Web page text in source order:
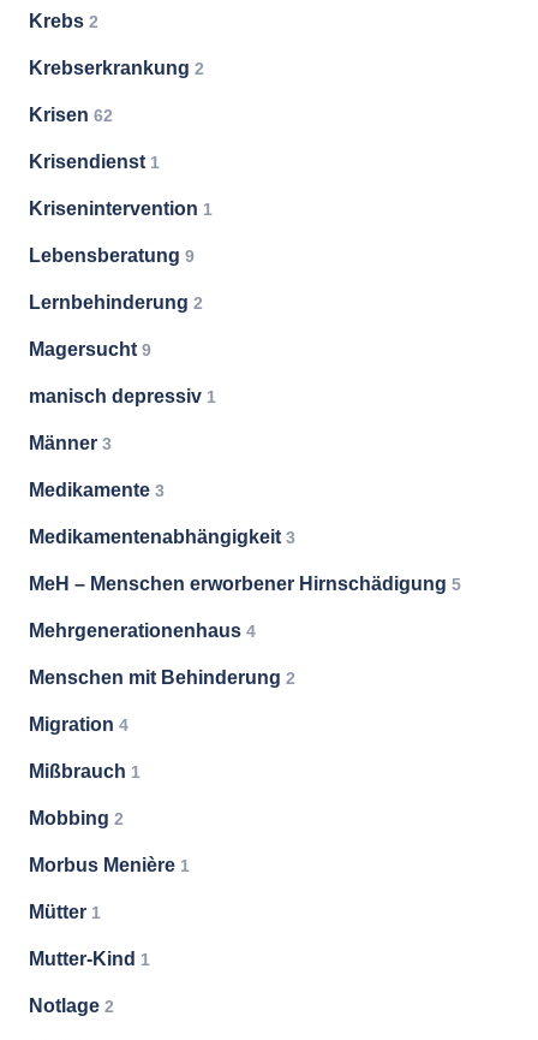
Krebs 2
Krebserkrankung 2
Krisen 62
Krisendienst 1
Krisenintervention 1
Lebensberatung 9
Lernbehinderung 2
Magersucht 9
manisch depressiv 1
Männer 3
Medikamente 3
Medikamentenabhängigkeit 3
MeH – Menschen erworbener Hirnschädigung 5
Mehrgenerationenhaus 4
Menschen mit Behinderung 2
Migration 4
Mißbrauch 1
Mobbing 2
Morbus Menière 1
Mütter 1
Mutter-Kind 1
Notlage 2